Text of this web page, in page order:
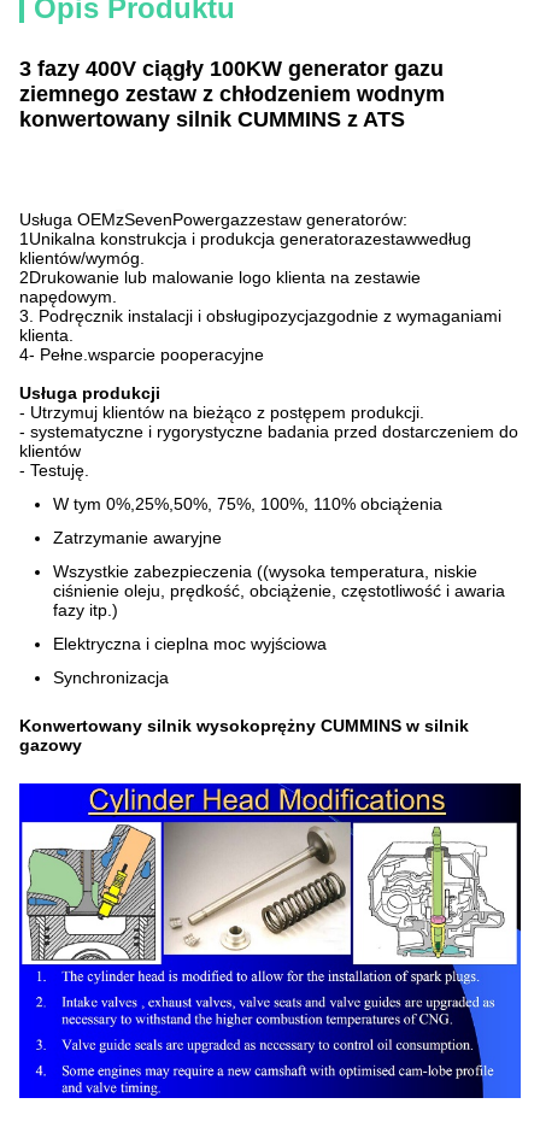
Opis Produktu
3 fazy 400V ciągły 100KW generator gazu
ziemnego zestaw z chłodzeniem wodnym
konwertowany silnik CUMMINS z ATS
Usługa OEMzSevenPowergazzestaw generatorów:
1Unikalna konstrukcja i produkcja generatorazestawwedług
klientów/wymóg.
2Drukowanie lub malowanie logo klienta na zestawie
napędowym.
3. Podręcznik instalacji i obsługipozycjazgodnie z wymaganiami
klienta.
4- Pełne. wsparcie pooperacyjne
Usługa produkcji
- Utrzymuj klientów na bieżąco z postępem produkcji.
- systematyczne i rygorystyczne badania przed dostarczeniem do
klientów
- Testuję.
W tym 0%,25%,50%, 75%, 100%, 110% obciążenia
Zatrzymanie awaryjne
Wszystkie zabezpieczenia ((wysoka temperatura, niskie
ciśnienie oleju, prędkość, obciążenie, częstotliwość i awaria
fazy itp.)
Elektryczna i cieplna moc wyjściowa
Synchronizacja
Konwertowany silnik wysokoprężny CUMMINS w silnik
gazowy